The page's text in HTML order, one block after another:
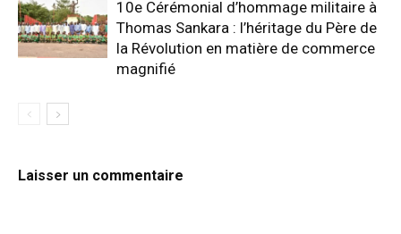
10e Cérémonial d’hommage militaire à
Thomas Sankara : l’héritage du Père de
la Révolution en matière de commerce
magnifié
Laisser un commentaire